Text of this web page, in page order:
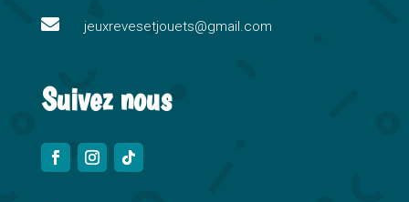
e
 jeuxrevesetjouets@gmail.com
Suivez nous